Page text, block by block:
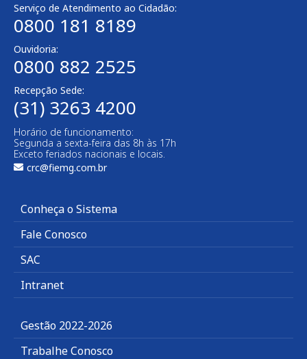
Serviço de Atendimento ao Cidadão:
0800 181 8189
Ouvidoria:
0800 882 2525​
Recepção Sede:
(31) 3263 4200
Horário de funcionamento:
Segunda a sexta-feira das 8h às 17h
Exceto feriados nacionais e locais.
crc@fiemg.com.br
Conheça o Sistema
Fale Conosco
SAC
Intranet
Gestão 2022-2026
Trabalhe Conosco